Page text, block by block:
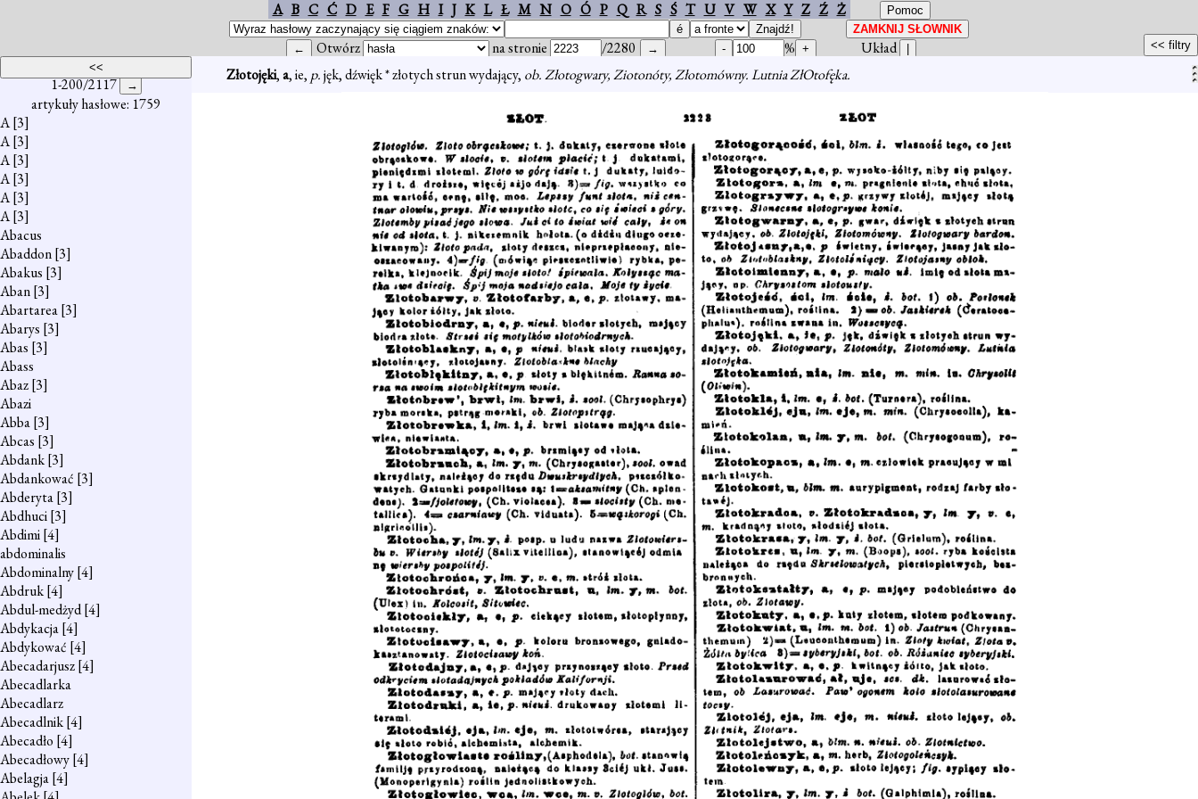
A B C Ć D E F G H I J K L Ł M N O Ó P Q R S Ś T U V W X Y Z Ź Ż
Otwórz na stronie /2280 %
Układ
1-200/2117
artykuły hasłowe: 1759
A[3]
A[3]
A[3]
A[3]
A[3]
A[3]
Abacus
Abaddon[3]
Abakus [3]
Aban[3]
Abartarea[3]
Abarys [3]
Abas [3]
Abass
Abaz[3]
Abazi
Abba[3]
Abcas [3]
Abdank[3]
Abdankować [3]
Abderyta[3]
Abdhuci[3]
Abdimi[4]
abdominalis
Abdominalny[4]
Abdruk[4]
Abdul-medżyd[4]
Abdykacja[4]
Abdykować [4]
Abecadarjusz[4]
Abecadlarka
Abecadlarz
Abecadlnik[4]
Abecadło [4]
Abecadłowy[4]
Abelagja[4]
Złotojęki,a, ie, p.jęk, dźwięk * złotych strun wydający, ob. Złotogwary, Ziotonóty, Złotomówny. Lutnia ZłOtofęka.